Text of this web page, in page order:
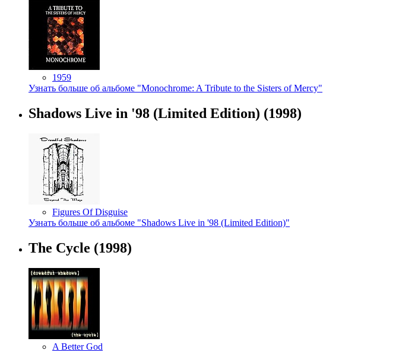
1959
Узнать больше об альбоме "Monochrome: A Tribute to the Sisters of Mercy"
Shadows Live in '98 (Limited Edition) (1998)
Figures Of Disguise
Узнать больше об альбоме "Shadows Live in '98 (Limited Edition)"
The Cycle (1998)
A Better God